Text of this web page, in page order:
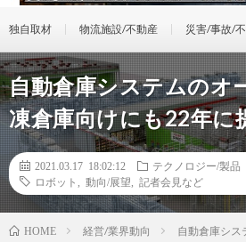
独自取材 物流施設/不動産 災害/事故/
自動倉庫システムのオ
凍倉庫向けにも22年に
2021.03.17 18:02:12
テクノロジー/製品
ロボット
動向/展望 記者会見など
HOME 経営/業界動向 自動倉庫シス